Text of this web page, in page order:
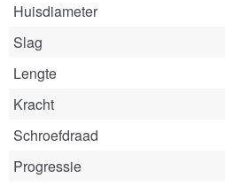
Huisdiameter
Slag
Lengte
Kracht
Schroefdraad
Progressie